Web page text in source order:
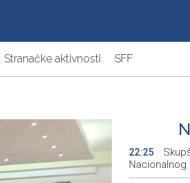
Stranačke aktivnosti SFF
22:25
Nacionalnog